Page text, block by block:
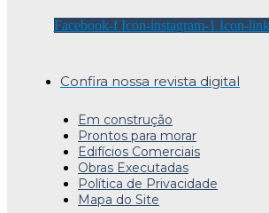
Facebook-f Icon-instagram-1 Icon-
Confira nossa revista digital
Em construção
Prontos para morar
Edifícios Comerciais
Obras Executadas
Política de Privacidade
Mapa do Site